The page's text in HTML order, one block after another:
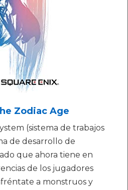
Zodiac Age
(sistema de trabajos
de desarrollo de
que ahora tiene en
de los jugadores
a monstruos y